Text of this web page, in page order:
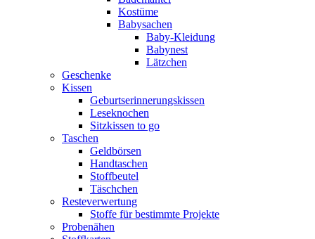
Kostüme
Babysachen
Baby-Kleidung
Babynest
Lätzchen
Geschenke
Kissen
Geburtserinnerungskissen
Leseknochen
Sitzkissen to go
Taschen
Geldbörsen
Handtaschen
Stoffbeutel
Täschchen
Resteverwertung
Stoffe für bestimmte Projekte
Probenähen